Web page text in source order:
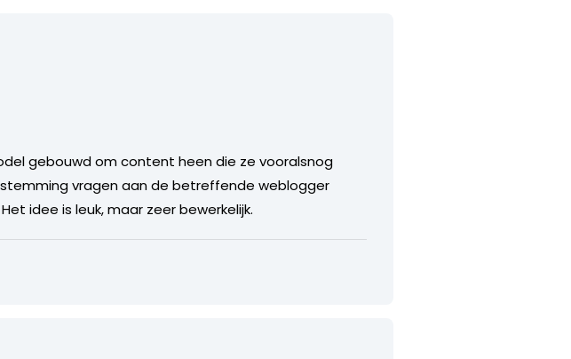
gebouwd om content heen die ze vooralsnog
vragen aan de betreffende weblogger
idee is leuk, maar zeer bewerkelijk.